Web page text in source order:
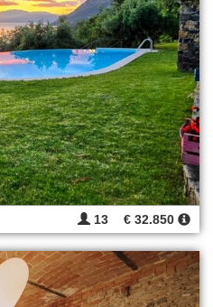
13 € 32.850